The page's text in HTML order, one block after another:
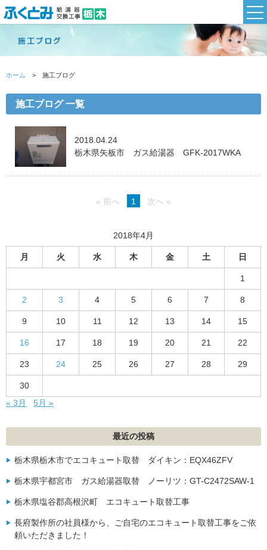
ホーム 施工ブログ
施工ブログ 一覧
2018.04.24
栃木県矢板市 ガス給湯器 GFK-2017WKA
« 前へ 1 次へ »
2018年4月
月 火 水 木 金 土 日
1
2 3 4 5 6 7 8
9 10 11 12 13 14 15
16 17 18 19 20 21 22
23 24 25 26 27 28 29
30
« 3月
5月 »
最近の投稿
栃木県栃木市でエコキュート取替 ダイキン：EQX46ZFV
栃木県宇都宮市 ガス給湯器取替 ノーリツ：GT-C2472SAW-1
栃木県塩谷郡高根沢町 エコキュート取替工事
長府製作所の社員様から、ご自宅のエコキュート取替工事をご依
頼いただきました！